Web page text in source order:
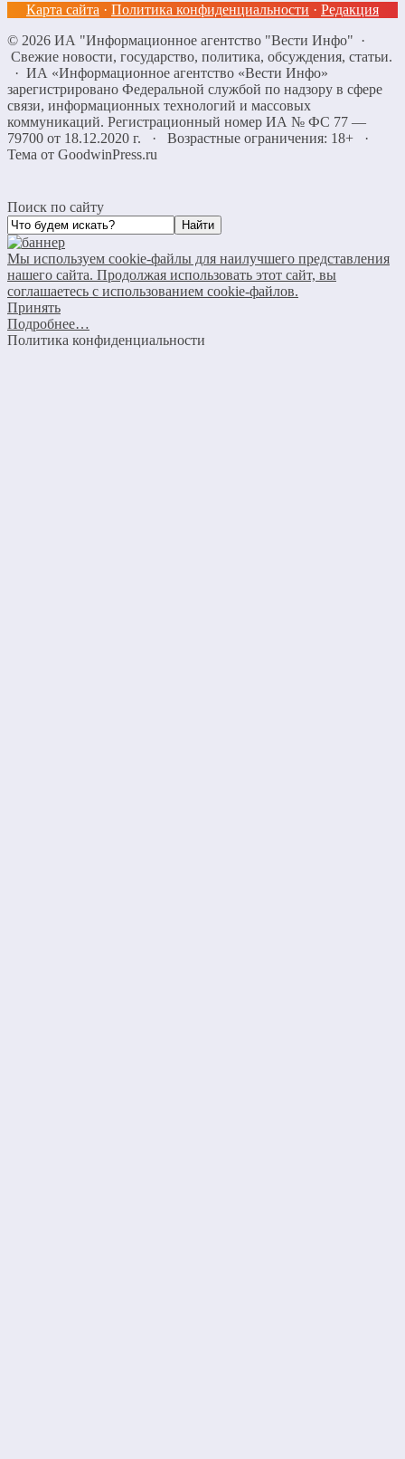
Карта сайта · Политика конфиденциальности · Редакция
© 2026 ИА "Информационное агентство "Вести Инфо" ·
Свежие новости, государство, политика, обсуждения, статьи.
· ИА «Информационное агентство «Вести Инфо»
зарегистрировано Федеральной службой по надзору в сфере
связи, информационных технологий и массовых
коммуникаций. Регистрационный номер ИА № ФС 77 —
79700 от 18.12.2020 г. · Возрастные ограничения: 18+
·
Тема от GoodwinPress.ru
Поиск по сайту
Мы используем cookie-файлы для наилучшего представления
нашего сайта. Продолжая использовать этот сайт, вы
соглашаетесь с использованием cookie-файлов.
Принять
Подробнее…
Политика конфиденциальности